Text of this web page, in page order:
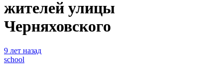
жителей улицы
Черняховского
9 лет назад
school